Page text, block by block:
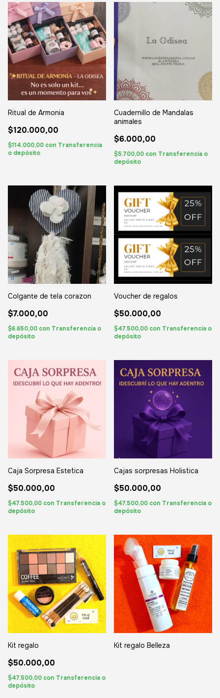
Ritual de Armonia
$120.000,00
$114.000,00 con Transferencia
o depósito
Cuadernillo de Mandalas
animales
$6.000,00
$5.700,00 con Transferencia o
depósito
Colgante de tela corazon
$7.000,00
$6.650,00 con Transferencia o
depósito
Voucher de regalos
$50.000,00
$47.500,00 con Transferencia o
depósito
Caja Sorpresa Estetica
$50.000,00
$47.500,00 con Transferencia o
depósito
Cajas sorpresas Holistica
$50.000,00
$47.500,00 con Transferencia o
depósito
Kit regalo
$50.000,00
$47.500,00 con Transferencia o
depósito
Kit regalo Belleza